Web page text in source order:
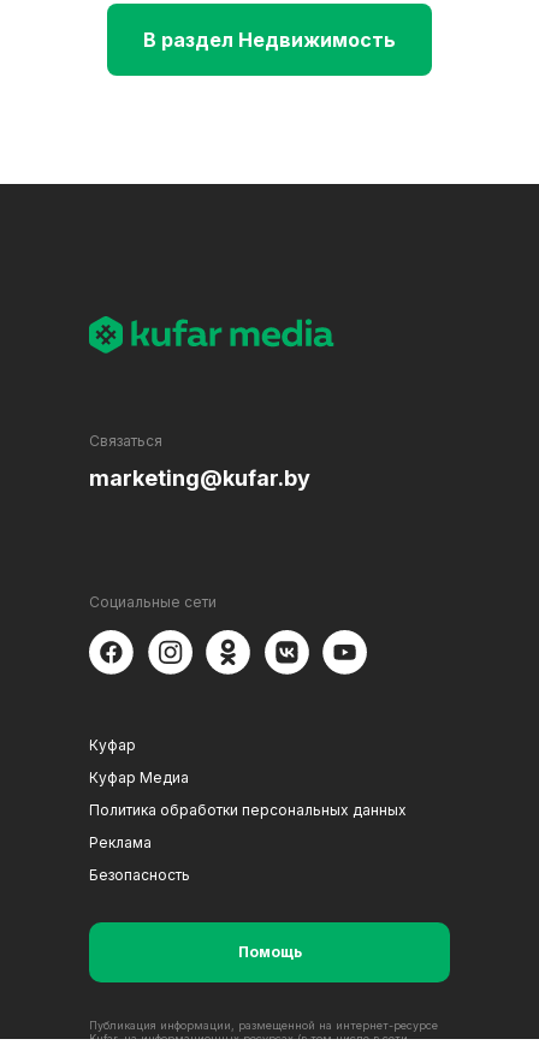
В раздел Недвижимость
Социальные сети
marketing@kufar.by
Связаться
Безопасность
Реклама
Политика обработки персональных данных
Куфар Медиа
Куфар
Помощь
Публикация информации, размещенной на интернет-ресурсе
Kufar, на информационных ресурсах (в том числе в сети